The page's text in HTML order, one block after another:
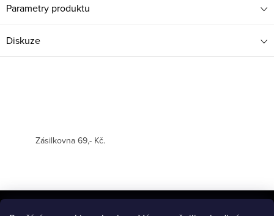
Parametry produktu
Diskuze
Zásilkovna 69,- Kč.
Z